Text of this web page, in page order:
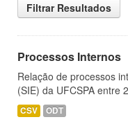
Filtrar Resultados
Processos Internos
Relação de processos
(SIE) da UFCSPA entre
CSV ODT